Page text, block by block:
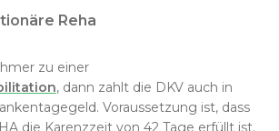
Reha
zu einer
, dann zahlt die DKV auch in
Voraussetzung ist, dass
die Karenzzeit von 42 Tage erfüllt ist.